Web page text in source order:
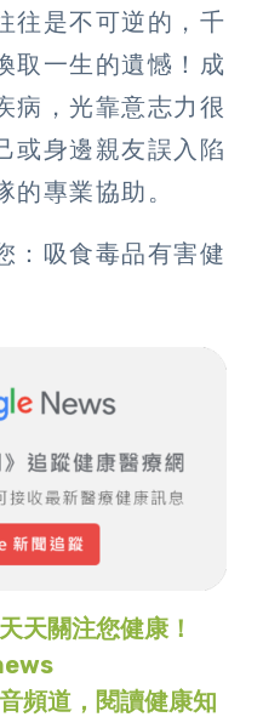
往是不可逆的，千
取一生的遺憾！成
病，光靠意志力很
或身邊親友誤入陷
的專業協助。
：吸食毒品有害健
天關注您健康！
頻道，閱讀健康知